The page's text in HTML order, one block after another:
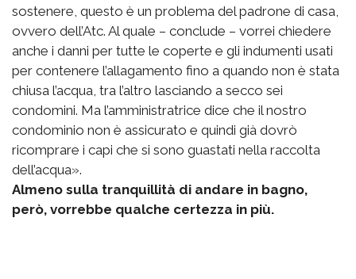
sostenere, questo è un problema del padrone di casa,
ovvero dell’Atc. Al quale – conclude – vorrei chiedere
anche i danni per tutte le coperte e gli indumenti usati
per contenere l’allagamento fino a quando non è stata
chiusa l’acqua, tra l’altro lasciando a secco sei
condomini. Ma l’amministratrice dice che il nostro
condominio non è assicurato e quindi già dovrò
ricomprare i capi che si sono guastati nella raccolta
dell’acqua».
Almeno sulla tranquillità di andare in bagno,
però, vorrebbe qualche certezza in più.